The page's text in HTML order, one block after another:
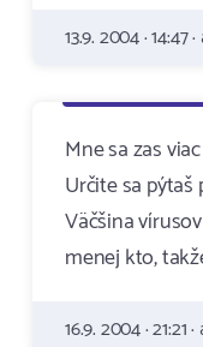
13.9. 2004 · 14:47
Mne sa zas
Určite sa pýtaš
Väčšina
menej kto,
16.9. 2004 · 21:21